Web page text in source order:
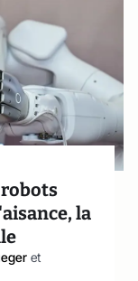
la
et